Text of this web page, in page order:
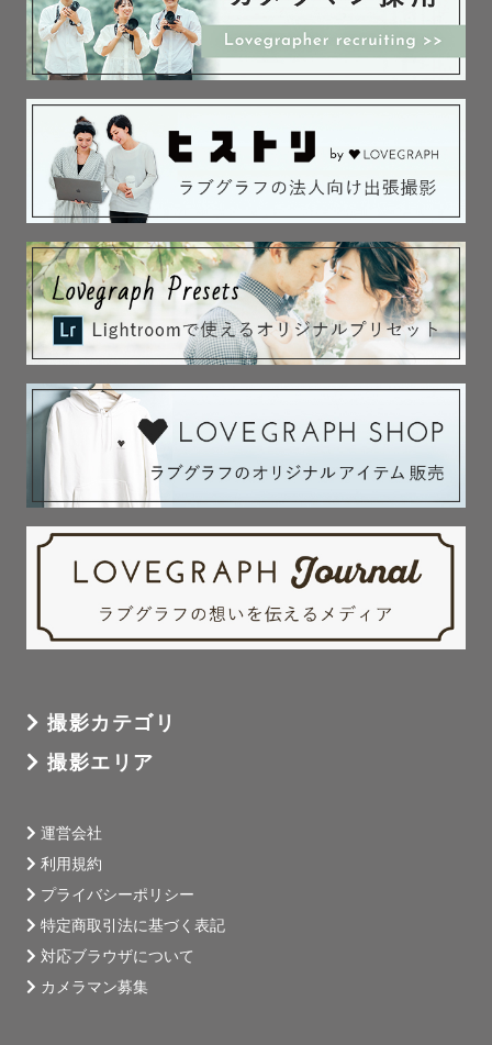
撮影カテゴリ
撮影エリア
運営会社
利用規約
プライバシーポリシー
特定商取引法に基づく表記
対応ブラウザについて
カメラマン募集